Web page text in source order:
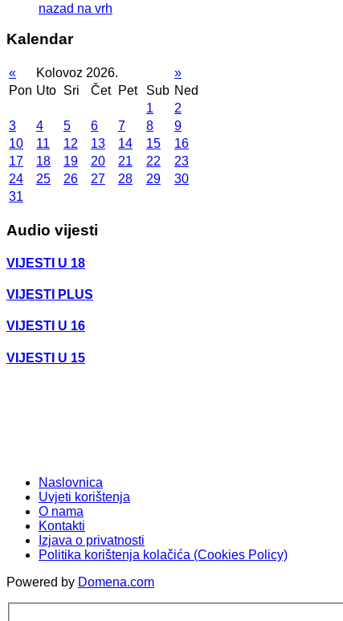
nazad na vrh
Kalendar
« Kolovoz 2026.
»
Pon Uto Sri Čet Pet Sub Ned
1
2
3
4 5 6 7 8
9
10
11 12 13 14 15
16
17
18 19 20 21 22
23
24
25 26 27 28 29
30
31
Audio vijesti
VIJESTI U 18
VIJESTI PLUS
VIJESTI U 16
VIJESTI U 15
Naslovnica
Uvjeti korištenja
O nama
Kontakti
Izjava o privatnosti
Politika korištenja kolačića (Cookies Policy)
Powered by Domena.com